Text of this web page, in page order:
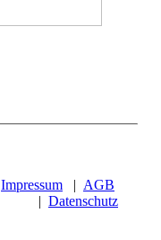
Impressum | AGB
| Datenschutz